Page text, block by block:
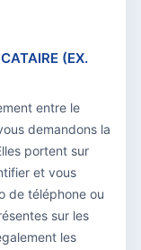
(EX.
entre le
demandons la
portent sur
et vous
de téléphone ou
sur les
les